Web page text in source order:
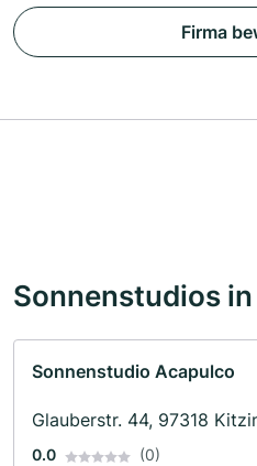
Firma
Sonnenstudios
Sonnenstudio Acapulco
Glauberstr. 44, 97318
0.0 (0)